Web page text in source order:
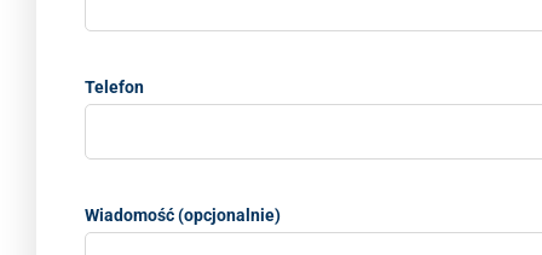
Telefon
Wiadomość (opcjonalnie)